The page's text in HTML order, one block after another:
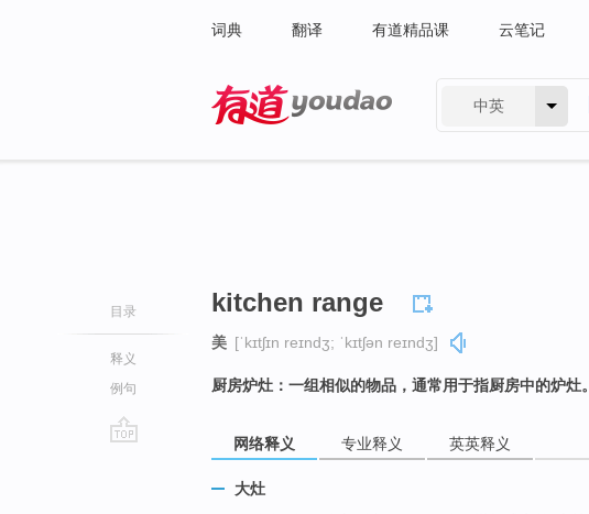
词典 翻译 有道精品课 云笔记
中英
目录
释义
例句
kitchen range
美 [ˈkɪtʃɪn reɪndʒ; ˈkɪtʃən reɪndʒ]
厨房炉灶：一组相似的物品，通常用于指厨房中的炉灶。
网络释义 专业释义 英英释义
大灶